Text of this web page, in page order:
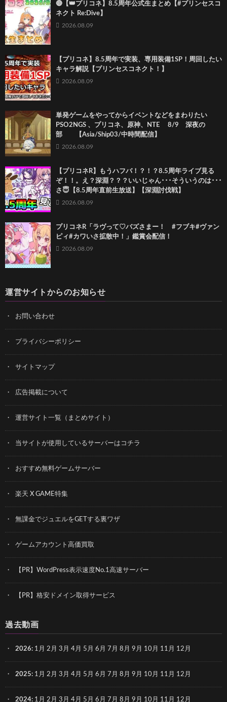
🔴【👑プリコネ】8.5周年公式生まとめ【#プリンセスコ
ネクト Re:Dive】
2026.08.09
【プリコネ】8.5周年で実装、専用装備1SP！周回したい
キャラ解説【プリンセスコネクト！】
2026.08.09
単発ゲームをやってからイベントなどをまわりたい
PSO2NGS 、プリコネ、原神、NTE 8/9 深夜の
部 【Asia/Ship03/中時間配信】
2026.08.09
【プリコネR】もうハフバ！？！？8.5周年ライブ見る
ぞ！！。え？深淵？？？いいじゃん･･･そういうのは･･･
さ😇【8.5周年直前生放送】【深淵討伐戦】
2026.08.09
プリコネR「ラヴって♡バズさまー！ #フブキ#ヴァン
ピィ#カワいさ拡散中！」鑑賞会配信！
2026.08.09
運営サイトからのお知らせ
お問い合わせ
プライバシーポリシー
サイトマップ
広告掲載について
運営サイト一覧（まとめサイト）
当サイトが使用しているサーバーはコチラ
おすすめ無料ゲームサーバー
楽天 X GAME特集
無課金でジュエルをGETする裏ワザ
ゲームアカウント高価買取
【PR】WordPress表示速度No.1高速サーバー
【PR】格安ドメイン取得サービス
過去動画
2026: 1月 2月 3月 4月 5月 6月 7月 8月 9月 10月 11月 12月
2025: 1月 2月 3月 4月 5月 6月 7月 8月 9月 10月 11月 12月
2024: 1月 2月 3月 4月 5月 6月 7月 8月 9月 10月 11月 12月